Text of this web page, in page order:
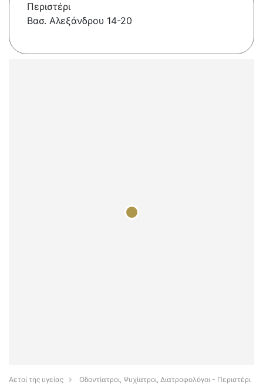
Περιστέρι
Βασ. Αλεξάνδρου 14-20
Αετοί της υγείας
Οδοντίατροι, Ψυχίατροι, Διατροφολόγοι - Περιστέρι